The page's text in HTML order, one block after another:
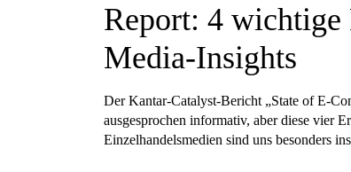
Report: 4 wichtige
Media-Insights
Der Kantar-Catalyst-Bericht „State of E-
ausgesprochen informativ, aber diese vier
Einzelhandelsmedien sind uns besonders